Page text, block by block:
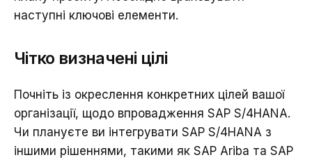
наступні ключові елементи.
Чітко визначені цілі
Почніть із окреслення конкретних цілей вашої
організації, щодо впровадження SAP S/4HANA.
Чи плануєте ви інтегрувати SAP S/4HANA з
іншими рішеннями, такими як SAP Ariba та SAP